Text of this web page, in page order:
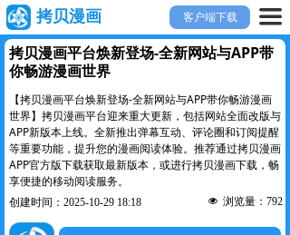
拷贝漫画 끀
客户端下载
拷贝漫画平台焕新登场-全新网站与APP带
你畅游漫画世界
【拷贝漫画平台焕新登场-全新网站与APP带你畅游漫画
世界】拷贝漫画平台迎来重大更新，包括网站全面改版与
APP新版本上线。全新推出弹幕互动、评论圈和订阅提醒
等重要功能，提升您的漫画阅读体验。推荐通过拷贝漫画
APP官方版下载获取最新版本，或进行拷贝漫画下载，畅
享便捷的移动阅读服务。
创建时间： 2025-10-29 18:18 넶 浏览量： 792